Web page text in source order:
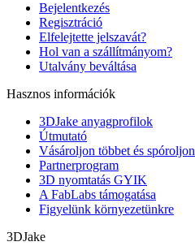
Bejelentkezés
Regisztráció
Elfelejtette jelszavát?
Hol van a szállítmányom?
Utalvány beváltása
Hasznos információk
3DJake anyagprofilok
Útmutató
Vásároljon többet és spóroljon
Partnerprogram
3D nyomtatás GYIK
A FabLabs támogatása
Figyelünk környezetünkre
3DJake